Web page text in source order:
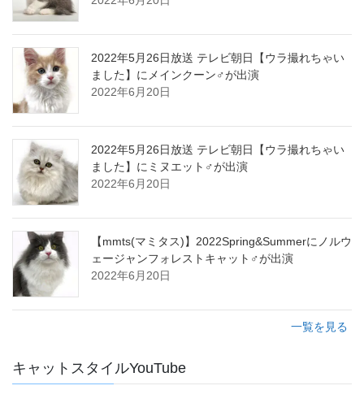
2022年5月26日放送 テレビ朝日【ウラ撮れちゃい
ました】にメインクーン♂が出演
2022年6月20日
2022年5月26日放送 テレビ朝日【ウラ撮れちゃい
ました】にミヌエット♂が出演
2022年6月20日
【mmts(マミタス)】2022Spring&Summerにノルウ
ェージャンフォレストキャット♂が出演
2022年6月20日
一覧を見る
キャットスタイルYouTube